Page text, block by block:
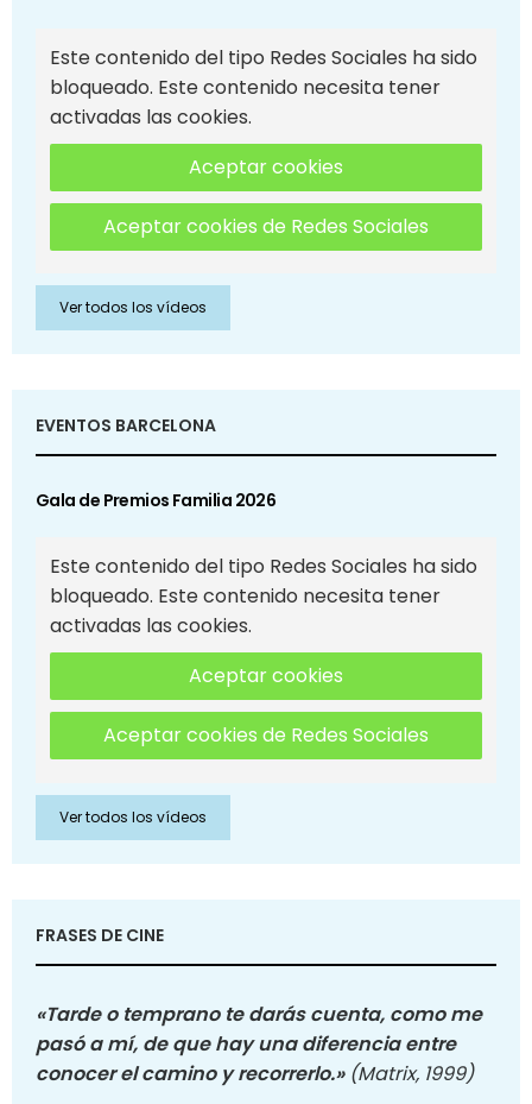
Este contenido del tipo Redes Sociales ha sido
bloqueado. Este contenido necesita tener
activadas las cookies.
Aceptar cookies
Aceptar cookies de Redes Sociales
Ver todos los vídeos
EVENTOS BARCELONA
Gala de Premios Familia 2026
Este contenido del tipo Redes Sociales ha sido
bloqueado. Este contenido necesita tener
activadas las cookies.
Aceptar cookies
Aceptar cookies de Redes Sociales
Ver todos los vídeos
FRASES DE CINE
«Tarde o temprano te darás cuenta, como me
pasó a mí, de que hay una diferencia entre
conocer el camino y recorrerlo.» (Matrix, 1999)